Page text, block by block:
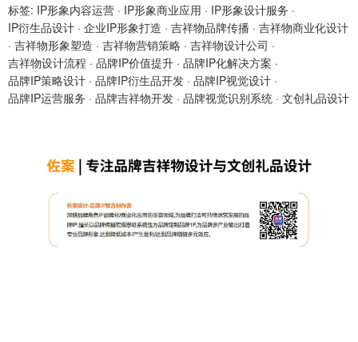
标签: IP形象内容运营 · IP形象商业应用 · IP形象设计服务 ·
IP衍生品设计 · 企业IP形象打造 · 吉祥物品牌传播 · 吉祥物商业化设计
· 吉祥物形象塑造 · 吉祥物营销策略 · 吉祥物设计公司 ·
吉祥物设计流程 · 品牌IP价值提升 · 品牌IP化解决方案 ·
品牌IP策略设计 · 品牌IP衍生品开发 · 品牌IP视觉设计 ·
品牌IP运营服务 · 品牌吉祥物开发 · 品牌视觉识别系统 · 文创礼品设计